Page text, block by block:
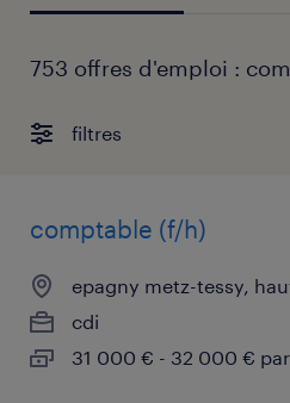
753 offres d'emploi :
filtres
comptable (f/h)
epagny metz-tessy,
cdi
31 000 € - 32 000 €